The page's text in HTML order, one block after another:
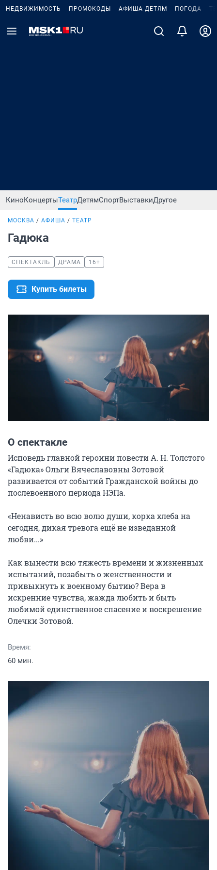
НЕДВИЖИМОСТЬ ПРОМОКОДЫ АФИША ДЕТЯМ ПОГОДА
КиноКонцертыТеатрДетямСпортВыставкиДругое
МОСКВА АФИША ТЕАТР
Гадюка
СПЕКТАКЛЬ ДРАМА 16+
Купить билеты
О спектакле
Исповедь главной героини повести А. Н. Толстого
«Гадюка» Ольги Вячеславовны Зотовой
развивается от событий Гражданской войны до
послевоенного периода НЭПа.
«Ненависть во всю волю души, корка хлеба на
сегодня, дикая тревога ещё не изведанной
любви...»
Как вынести всю тяжесть времени и жизненных
испытаний, позабыть о женственности и
привыкнуть к военному бытию? Вера в
искренние чувства, жажда любить и быть
любимой единственное спасение и воскрешение
Олечки Зотовой.
Время:
60 мин.